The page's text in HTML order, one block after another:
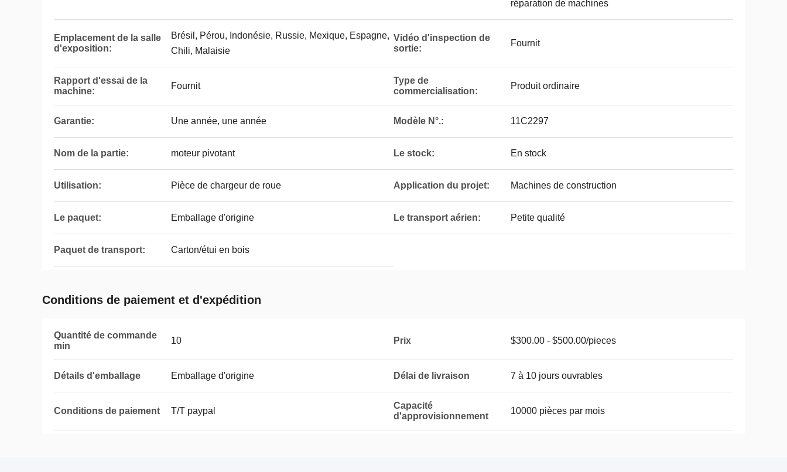
réparation de machines
Emplacement de la salle
d'exposition:
Brésil, Pérou, Indonésie, Russie, Mexique, Espagne,
Chili, Malaisie
Vidéo d'inspection de
sortie:
Fournit
Rapport d'essai de la
machine:
Fournit
Type de
commercialisation:
Produit ordinaire
Garantie: Une année, une année Modèle N°.: 11C2297
Nom de la partie: moteur pivotant Le stock: En stock
Utilisation: Pièce de chargeur de roue Application du projet: Machines de construction
Le paquet: Emballage d'origine Le transport aérien: Petite qualité
Paquet de transport: Carton/étui en bois
Conditions de paiement et d'expédition
Quantité de commande
min
10 Prix $300.00 - $500.00/pieces
Détails d'emballage Emballage d'origine Délai de livraison 7 à 10 jours ouvrables
Conditions de paiement T/T paypal
Capacité
d'approvisionnement
10000 pièces par mois